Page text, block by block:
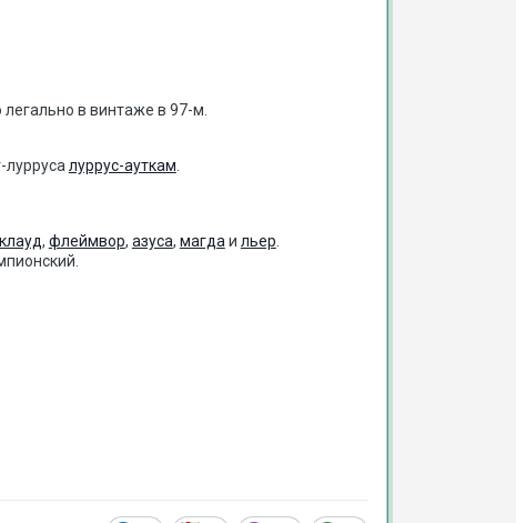
в винтаже в 97-м.
луррус-ауткам.
клауд, флеймвор, азуса, магдаи льер.